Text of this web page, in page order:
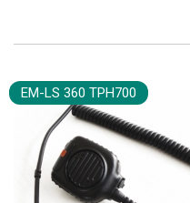
EM-LS 360 TPH700